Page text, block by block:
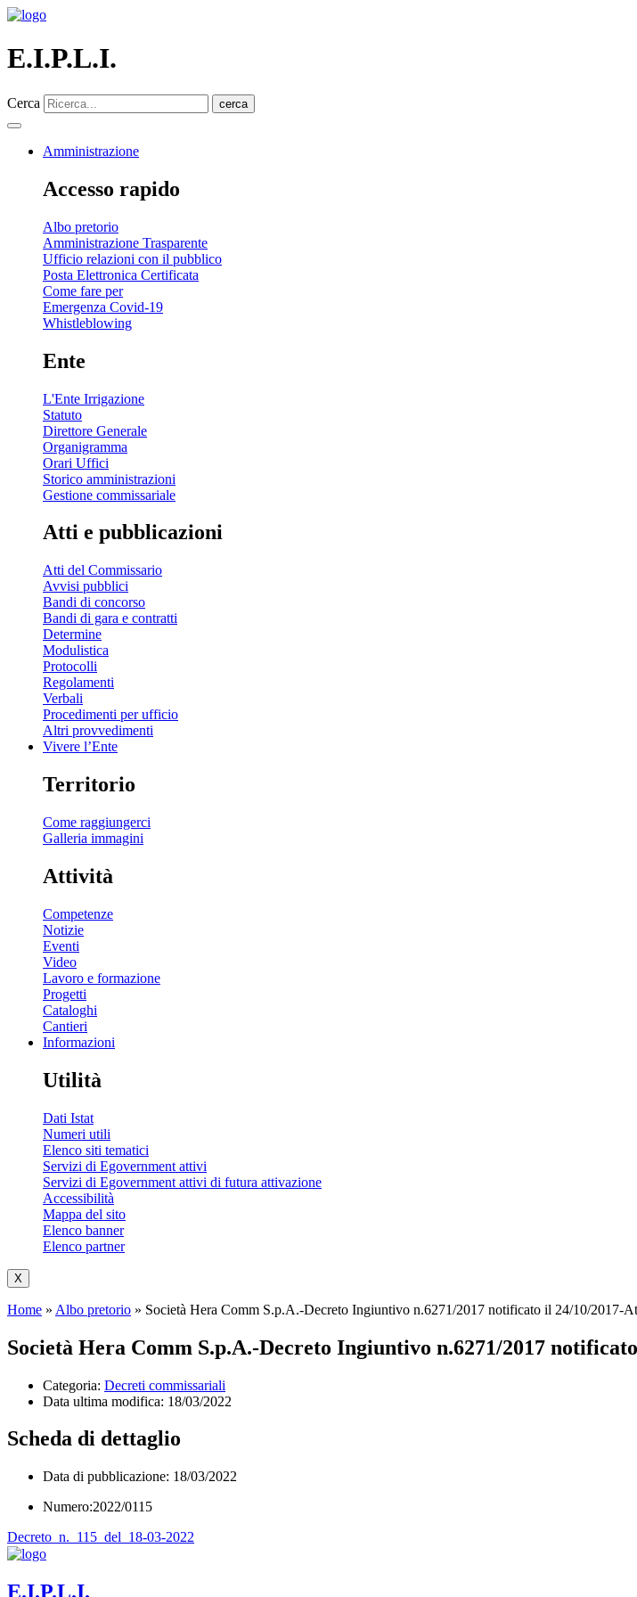
E.I.P.L.I.
Cerca cerca
Amministrazione
Accesso rapido
Albo pretorio
Amministrazione Trasparente
Ufficio relazioni con il pubblico
Posta Elettronica Certificata
Come fare per
Emergenza Covid-19
Whistleblowing
Ente
L'Ente Irrigazione
Statuto
Direttore Generale
Organigramma
Orari Uffici
Storico amministrazioni
Gestione commissariale
Atti e pubblicazioni
Atti del Commissario
Avvisi pubblici
Bandi di concorso
Bandi di gara e contratti
Determine
Modulistica
Protocolli
Regolamenti
Verbali
Procedimenti per ufficio
Altri provvedimenti
Vivere l’Ente
Territorio
Come raggiungerci
Galleria immagini
Attività
Competenze
Notizie
Eventi
Video
Lavoro e formazione
Progetti
Cataloghi
Cantieri
Informazioni
Utilità
Dati Istat
Numeri utili
Elenco siti tematici
Servizi di Egovernment attivi
Servizi di Egovernment attivi di futura attivazione
Accessibilità
Mappa del sito
Elenco banner
Elenco partner
X
Home » Albo pretorio » Società Hera Comm S.p.A.-Decreto Ingiuntivo n.6271/2017 notificato il 24/10/2017-
Società Hera Comm S.p.A.-Decreto Ingiuntivo n.6271/2017
Categoria: Decreti commissariali
Data ultima modifica: 18/03/2022
Scheda di dettaglio
Data di pubblicazione: 18/03/2022
Numero:2022/0115
Decreto_n._115_del_18-03-2022
E.I.P.L.I.